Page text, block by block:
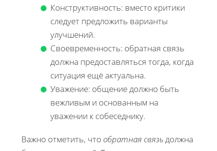
Конструктивность: вместо критики
следует предложить варианты
улучшений.
Своевременность: обратная связь
должна предоставляться тогда, когда
ситуация ещё актуальна.
Уважение: общение должно быть
вежливым и основанным на
уважении к собеседнику.
Важно отметить, что обратная связь должна